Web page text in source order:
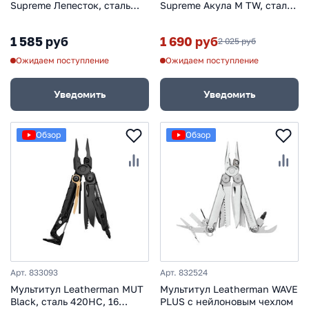
Supreme Лепесток, сталь
1 585 руб
Ожидаем поступление
Уведомить
Supreme Акула М TW, сталь
1 690 руб2 025 руб
Ожидаем поступление
Уведомить
Обзор
Арт. 833093
Мультитул Leatherman MUT
Black, сталь 420НС, 16
Обзор
Арт. 832524
Мультитул Leatherman WAVE
PLUS с нейлоновым чехлом